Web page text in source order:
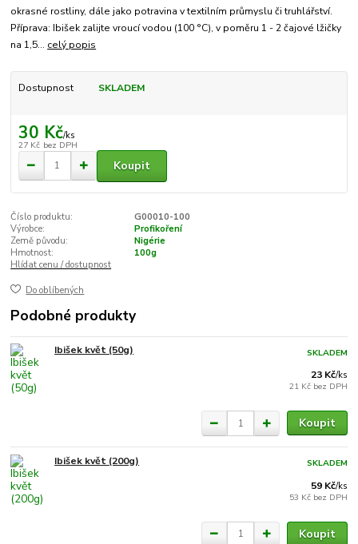
okrasné rostliny, dále jako potravina v textilním průmyslu či truhlářství.
Příprava: Ibišek zalijte vroucí vodou (100 °C), v poměru 1 - 2 čajové lžičky
na 1,5... celý popis
Dostupnost SKLADEM
30 Kč/ks
27 Kč bez DPH
Koupit
Číslo produktu:
G00010-100
Výrobce:
Profikoření
Země původu:
Nigérie
Hmotnost:
100g
Hlídat cenu / dostupnost
Do oblíbených
Podobné produkty
Ibišek květ (50g)
23 Kč/ks
21 Kč bez DPH
SKLADEM
Koupit
Ibišek květ (200g)
59 Kč/ks
53 Kč bez DPH
SKLADEM
Koupit